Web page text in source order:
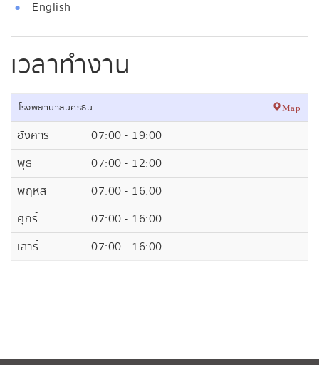
English
เวลาทำงาน
โรงพยาบาลนครธน Map
อังคาร
07:00 - 19:00
พุธ
07:00 - 12:00
พฤหัส
07:00 - 16:00
ศุกร์
07:00 - 16:00
เสาร์
07:00 - 16:00